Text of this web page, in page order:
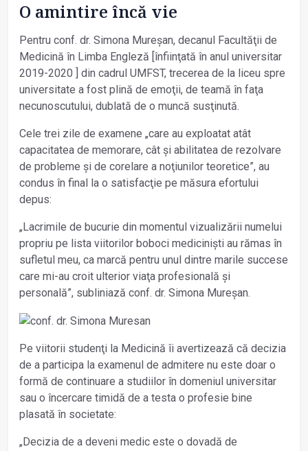
O amintire încă vie
Pentru conf. dr. Simona Mureșan, decanul Facultăţii de
Medicină în Limba Engleză [înfiinţată în anul universitar
2019-2020 ] din cadrul UMFST, trecerea de la liceu spre
universitate a fost plină de emoţii, de teamă în faţa
necunoscutului, dublată de o muncă susţinută.
Cele trei zile de examene „care au exploatat atât
capacitatea de memorare, cât și abilitatea de rezolvare
de probleme și de corelare a noţiunilor teoretice”, au
condus în final la o satisfacţie pe măsura efortului
depus:
„Lacrimile de bucurie din momentul vizualizării numelui
propriu pe lista viitorilor boboci mediciniști au rămas în
sufletul meu, ca marcă pentru unul dintre marile succese
care mi-au croit ulterior viaţa profesională și
personală”, subliniază conf. dr. Simona Mureșan.
Pe viitorii studenţi la Medicină îi avertizează că decizia
de a participa la examenul de admitere nu este doar o
formă de continuare a studiilor în domeniul universitar
sau o încercare timidă de a testa o profesie bine
plasată în societate:
„Decizia de a deveni medic este o dovadă de